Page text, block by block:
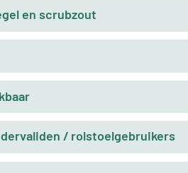
en scrubzout
/ rolstoelgebruikers